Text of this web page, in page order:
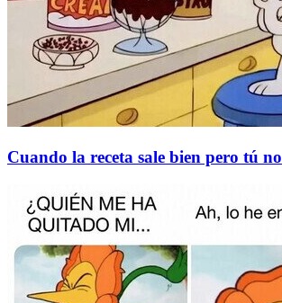
Cuando la receta sale bien pero tú no